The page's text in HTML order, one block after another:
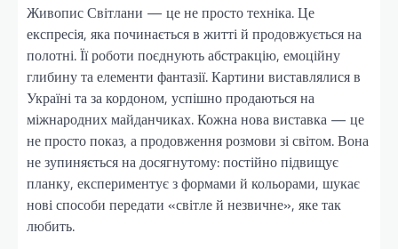
Живопис Світлани — це не просто техніка. Це
експресія, яка починається в житті й продовжується на
полотні. Її роботи поєднують абстракцію, емоційну
глибину та елементи фантазії. Картини виставлялися в
Україні та за кордоном, успішно продаються на
міжнародних майданчиках. Кожна нова виставка — це
не просто показ, а продовження розмови зі світом. Вона
не зупиняється на досягнутому: постійно підвищує
планку, експериментує з формами й кольорами, шукає
нові способи передати «світле й незвичне», яке так
любить.